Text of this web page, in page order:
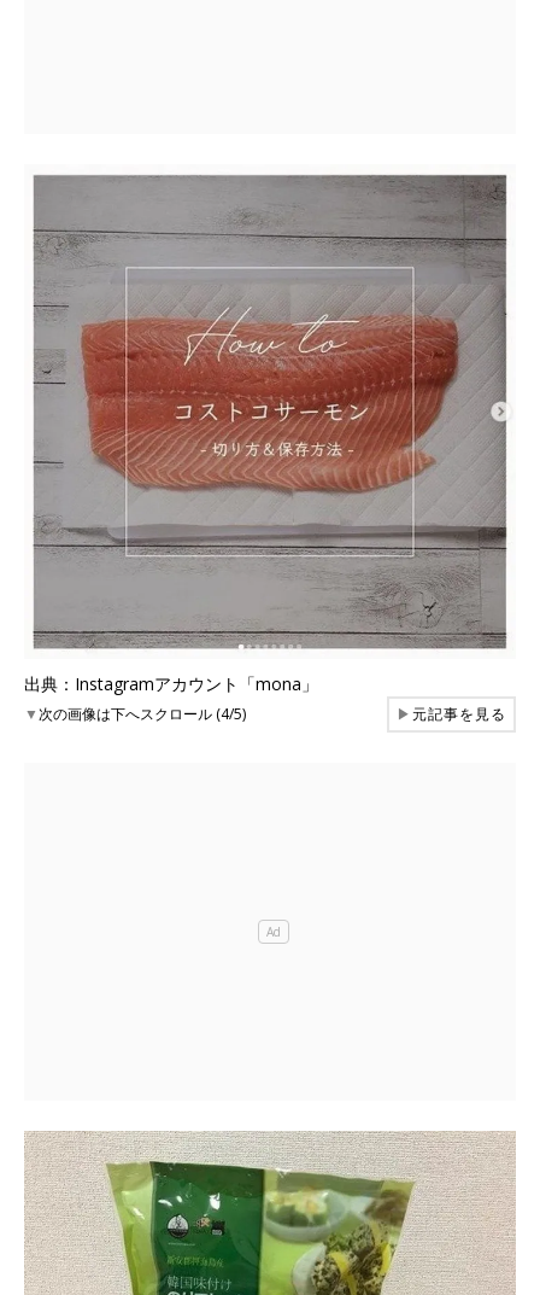
出典：Instagramアカウント「mona」
▼次の画像は下へスクロール (4/5) ▶元記事を見る